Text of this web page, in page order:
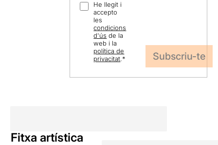
He llegit i
accepto
les
condicions
d'ús de la
web i la
política de
privacitat.*
Fitxa artística